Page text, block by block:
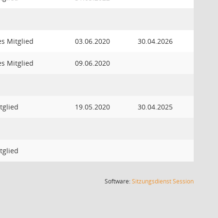
Mitglied 03.06.2020 30.04.2026
Mitglied 09.06.2020
19.05.2020 30.04.2025
Software:SitzungsdienstSession(Wird in